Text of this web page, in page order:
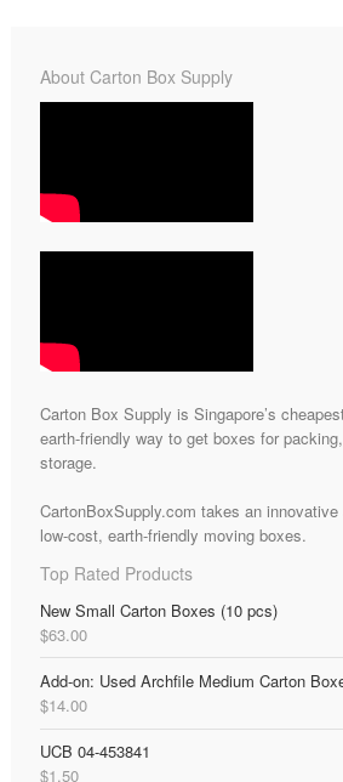
About Carton Box Supply
Carton Box Supply is Singapore’s
earth-friendly way to get boxes for
storage.
CartonBoxSupply.com takes an
low-cost, earth-friendly moving boxes.
Top Rated Products
New Small Carton Boxes (10 pcs)
$63.00
Add-on: Used Archfile Medium Carton
$14.00
UCB 04-453841
$1.50